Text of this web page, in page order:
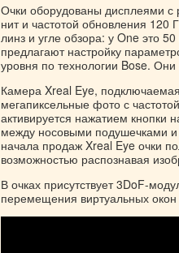
Очки оборудованы дисплеями с
нит и частотой обновления 120
линз и угле обзора: у One это
предлагают настройку
уровня по технологии Bose.
Камера Xreal Eye,
мегапиксельные фото с
активируется нажатием кнопки
между носовыми подушечками
начала продаж Xreal Eye очки
возможностью распознавая
В очках присутствует 3DoF-
перемещения виртуальных